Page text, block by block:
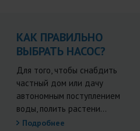
КАК ПРАВИЛЬНО
ВЫБРАТЬ НАСОС?
Для того, чтобы снабдить
частный дом или дачу
автономным поступлением
воды, полить растени...
Подробнее